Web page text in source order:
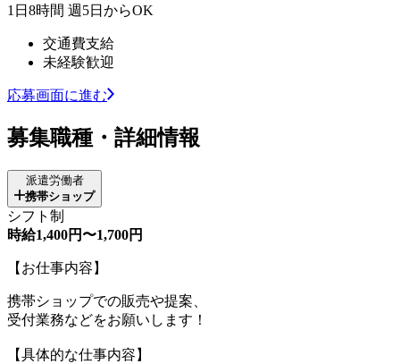
1日8時間 週5日からOK
交通費支給
未経験歓迎
応募画面に進む
募集職種・詳細情報
派遣労働者
携帯ショップ
シフト制
時給1,400円〜1,700円
【お仕事内容】
携帯ショップでの販売や提案、
受付業務などをお願いします！
【具体的な仕事内容】